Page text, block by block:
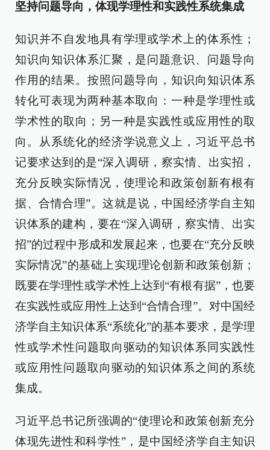
坚持问题导向，体现学理性和实践性系统集成
知识并不自发地具有学理或学术上的体系性；
知识向知识体系汇聚，是问题意识、问题导向
作用的结果。按照问题导向，知识向知识体系
转化可表现为两种基本取向：一种是学理性或
学术性的取向；另一种是实践性或应用性的取
向。从系统化的经济学说意义上，习近平总书
记要求达到的是“深入调研，察实情、出实招，
充分反映实际情况，使理论和政策创新有根有
据、合情合理”。这就是说，中国经济学自主知
识体系的建构，要在“深入调研，察实情、出实
招”的过程中形成和发展起来，也要在“充分反映
实际情况”的基础上实现理论创新和政策创新；
既要在学理性或学术性上达到“有根有据”，也要
在实践性或应用性上达到“合情合理”。对中国经
济学自主知识体系“系统化”的基本要求，是学理
性或学术性问题取向驱动的知识体系同实践性
或应用性问题取向驱动的知识体系之间的系统
集成。
习近平总书记所强调的“使理论和政策创新充分
体现先进性和科学性”，是中国经济学自主知识